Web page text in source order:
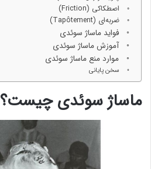
اصطکاکی (Friction)
ضربه‌ای (Tapôtement)
فواید ماساژ سوئدی
آموزش ماساژ سوئدی
موارد منع ماساژ سوئدی
سخن پایانی
ماساژ سوئدی چیست؟